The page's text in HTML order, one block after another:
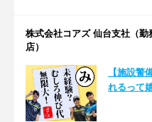
株式会社コアズ 仙台支社（
店）
【施設警
れるって